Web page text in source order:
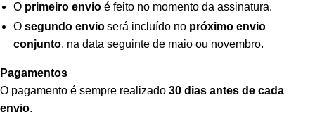
O primeiro envioé feito no momento da assinatura.
Osegundo envioserá incluído no próximo envio
conjunto, na data seguinte de maio ou novembro.
Pagamentos
O pagamento é sempre realizado 30 dias antes de cada
envio.